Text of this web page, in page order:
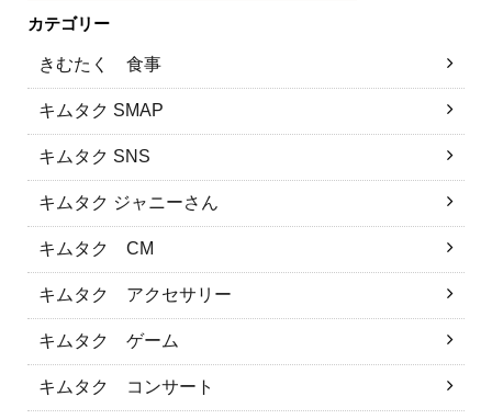
カテゴリー
きむたく 食事
キムタク SMAP
キムタク SNS
キムタク ジャニーさん
キムタク CM
キムタク アクセサリー
キムタク ゲーム
キムタク コンサート